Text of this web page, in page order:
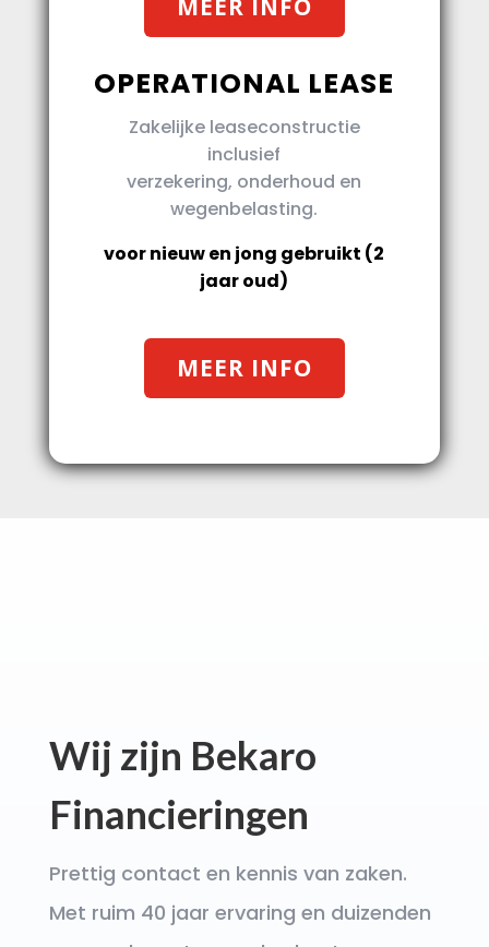
MEER INFO
OPERATIONAL LEASE
Zakelijke leaseconstructie
inclusief
verzekering, onderhoud en
wegenbelasting.
voor nieuw en jong gebruikt (2
jaar oud)
MEER INFO
Wij zijn Bekaro
Financieringen
Prettig contact en kennis van zaken.
Met ruim 40 jaar ervaring en duizenden